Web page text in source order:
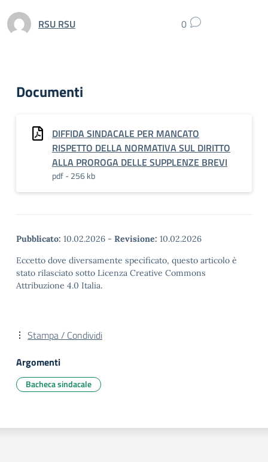
RSU RSU 0
Documenti
DIFFIDA SINDACALE PER MANCATO
RISPETTO DELLA NORMATIVA SUL DIRITTO
ALLA PROROGA DELLE SUPPLENZE BREVI
pdf - 256 kb
Pubblicato: 10.02.2026 - Revisione: 10.02.2026
Eccetto dove diversamente specificato, questo articolo è
stato rilasciato sotto Licenza Creative Commons
Attribuzione 4.0 Italia.
Stampa / Condividi
Argomenti
Bacheca sindacale